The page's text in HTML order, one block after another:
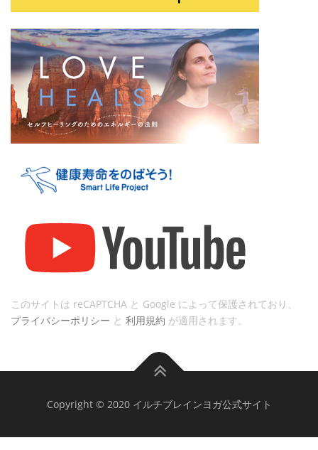
このサイトは reCAPTCHA と Google によって保護されており、
プライバシーポリシー と 利用規約 が適用されます。
Copyright © 2020 イルチブレインヨガ公式サイト